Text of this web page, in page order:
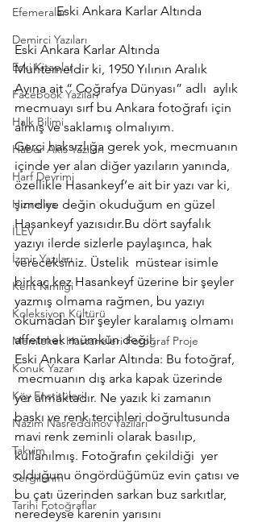
Efemeralar
Demirci Yazıları
Eski Kitaplar
Facebook Yazıları
Halk Bilimi
Haber Akis Yazıları
Harf Devrimi
Hızırellez
İLEV
İzmir Yazıları
Kent Kimliği
Koleksiyon Kültürü
Memleket Hastaneleri Fotoğraf Proje
Konuk Yazar
Köy Enstitüleri
Nazim Nasreddinov Yazıları
Takvim
Sergilerim
Tarihi Fotoğraflar
Eski Ankara Karlar Altında
Eski Ankara Karlar Altında
Muhtemeldir ki, 1950 Yılının Aralık
Ayına ait “ Coğrafya Dünyası” adlı  aylık
mecmuayı sırf bu Ankara fotoğrafı için
almış ve saklamış olmalıyım.
Gerçi haksızlığa gerek yok, mecmuanın
içinde yer alan diğer yazıların yanında,
özellikle Hasankeyf’e ait bir yazı var ki,
şimdiye değin okuduğum en güzel
Hasankeyf yazısıdır.Bu dört sayfalık
yazıyı ilerde sizlerle paylaşınca, hak
vereceksiniz. Üstelik  müstear isimle
birkaç kez Hasankeyf üzerine bir şeyler
yazmış olmama rağmen, bu yazıyı
okumadan bir şeyler karalamış olmamı
affetmek mümkün değil.
Eski Ankara Karlar Altında: Bu fotoğraf,
mecmuanın dış arka kapak üzerinde
yer almaktadır. Ne yazık ki zamanın
baskı ve renk tercihleri doğrultusunda
mavi renk zeminli olarak basılıp,
kullanılmış. Fotoğrafın çekildiği  yer
olduğunu öngördüğümüz evin çatısı ve
bu çatı üzerinden sarkan buz sarkıtlar,
neredeyse karenin yarısını